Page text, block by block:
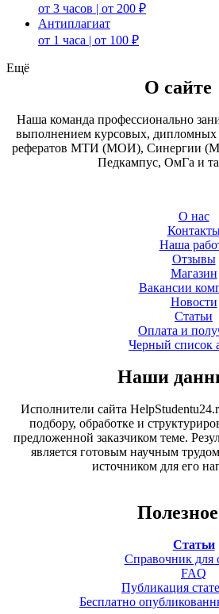
от 3 часов | от 200 ₽
Антиплагиат
от 1 часа | от 100 ₽
Ещё
О сайте
Наша команда профессионально
выполнением курсовых, дипломных
рефератов МТИ (МОИ), Синергии
Педкампус, ОмГа и
О нас
Наша
Отзывы
Магазин
Вакансии
Новости
Статьи
Оплата и
Черный список
Наши
Исполнители сайта
подбору, обработке и
предложенной заказчиком теме.
является готовым научным
источником для его
Полезное
Статьи
Справочник для
FAQ
Публикация
Бесплатно